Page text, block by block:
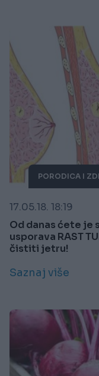
PORODICA I
17.05.18. 18:19
Od danas ćete je
usporava RAST
čistiti jetru!
Saznaj više